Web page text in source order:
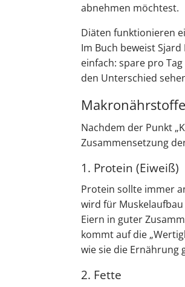
abnehmen möchtest.
Diäten funktionieren
Im Buch beweist
einfach: spare pro
den Unterschied
Nachdem der Punkt
Zusammensetzung
1. Protein (Eiweiß)
Protein sollte immer
wird für
Eiern in guter
kommt auf die
wie sie die Ernährung
2. Fette